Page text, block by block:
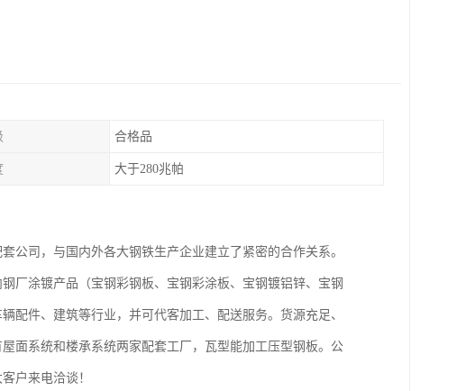
合格品
大于280兆帕
公司，与国内外各大钢铁生产企业建立了紧密的合作关系。
厂涂镀产品（宝钢彩钢板、宝钢彩涂板、宝钢镀铝锌、宝钢
配件、建筑等行业，并可代客加工、配送服务。货源充足、
面系统和楼承系统两家配套工厂，瓦型能加工压型钢板。公
户来电洽谈！